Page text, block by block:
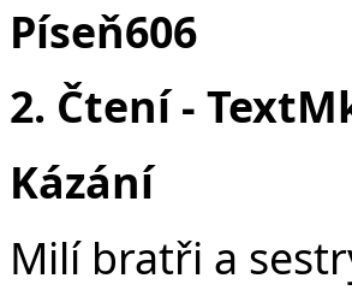
Píseň606
2. Čtení - Text
Kázání
Milí bratři a